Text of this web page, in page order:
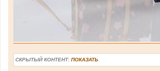
СКРЫТЫЙ КОНТЕНТ: ПОКАЗАТЬ